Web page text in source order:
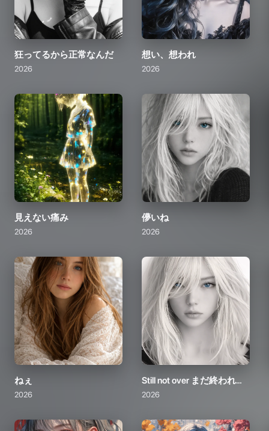
狂ってるから正常なんだ
2026
想い、想われ
2026
見えない痛み
2026
儚いね
2026
ねぇ
2026
Still not over まだ終われない
2026